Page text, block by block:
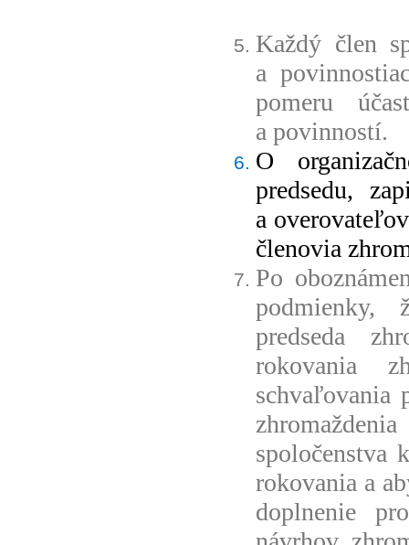
Každý člen
a
pomeru
a povinností.
O
predsedu,
a
členovia
Po
podmienky,
predseda
rokovania
schvaľovania
spoločenstva
rokovania a
doplnenie